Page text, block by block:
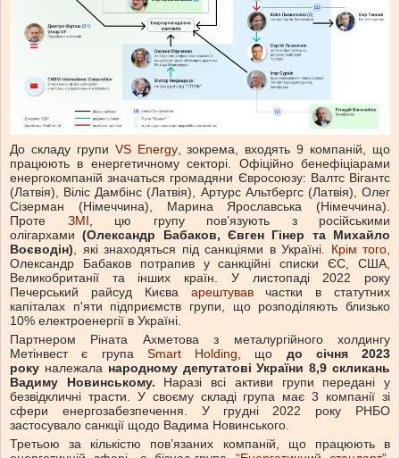
До складу групи VS Energy, зокрема, входять 9 компаній, що
працюють в енергетичному секторі. Офіційно бенефіціарами
енергокомпаній значаться громадяни Євросоюзу: Валтс Вігантс
(Латвія), Віліс Дамбінс (Латвія), Артурс Альтбергс (Латвія), Олег
Сізерман (Німеччина), Марина Ярославська (Німеччина).
Проте ЗМІ , цю групу пов’язують з російськими
олігархами(Олександр Бабаков, Євген Гінер та Михайло
Воєводін) , які знаходяться під санкціями в Україні. Крім того
Олександр Бабаков потрапив у санкційні списки ЄС, США,
Великобританії та інших країн. У листопаді 2022 року
Печерський райсуд Києва арештувавчастки в статутних
капіталах п'яти підприємств групи, що розподіляють близько
10% електроенергії в Україні.
Партнером Ріната Ахметова з металургійного холдингу
Метінвест є група Smart Holding , що до січня 2023
року належала народному депутатові України 8,9 скликань
Вадиму Новинському. Наразі всі активи групи передані у
безвідкличні трасти. У своєму складі група має 3 компанії зі
сфери енергозабезпечення. У грудні 2022 року РНБО
застосувало санкції щодо Вадима Новинського.
Третьою за кількістю пов’язаних компаній, що працюють в